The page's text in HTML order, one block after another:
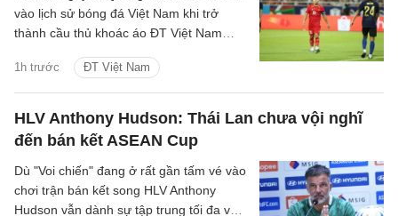
1h trước ĐT Việt Nam
vào lịch sử bóng đá Việt Nam khi trở
thành cầu thủ khoác áo ĐT Việt Nam
HLV Anthony Hudson: Thái Lan chưa vội nghĩ
đến bán kết ASEAN Cup
Dù "Voi chiến" đang ở rất gần tấm vé vào
chơi trận bán kết song HLV Anthony
Hudson vẫn dành sự tập trung tối đa vào